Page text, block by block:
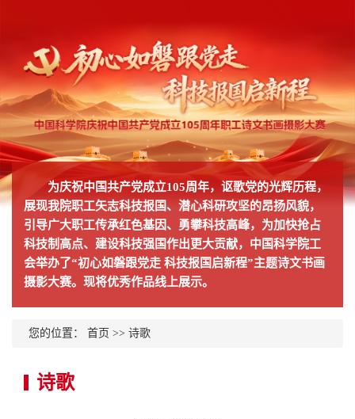
为庆祝中国共产党成立105周年，讴歌党的光辉历程，
展现我院职工矢志科技报国、潜心科研攻坚的昂扬风貌，
引导广大职工传承红色基因、勇攀科技高峰，为加快抢占
科技制高点、建设科技强国作出更大贡献，中国科学院工
会举办了“初心如磐跟党走 科技报国启新程”主题诗文书画
摄影大赛。现将优秀作品线上展示。
您的位置： 首页 >> 诗歌
诗歌